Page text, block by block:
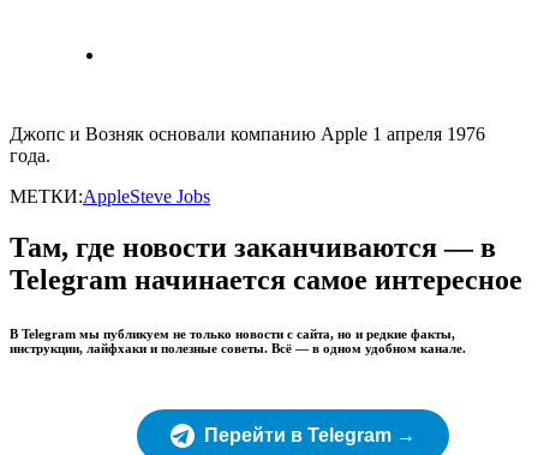
Джопс и Возняк основали компанию Apple 1 апреля 1976
года.
МЕТКИ:AppleSteve Jobs
Там, где новости заканчиваются — в
Telegram начинается самое интересное
В Telegram мы публикуем не только новости с сайта, но и редкие факты,
инструкции, лайфхаки и полезные советы. Всё — в одном удобном канале.
Перейти в Telegram →